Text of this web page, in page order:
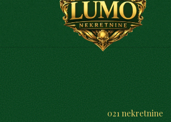
021 nekretnine